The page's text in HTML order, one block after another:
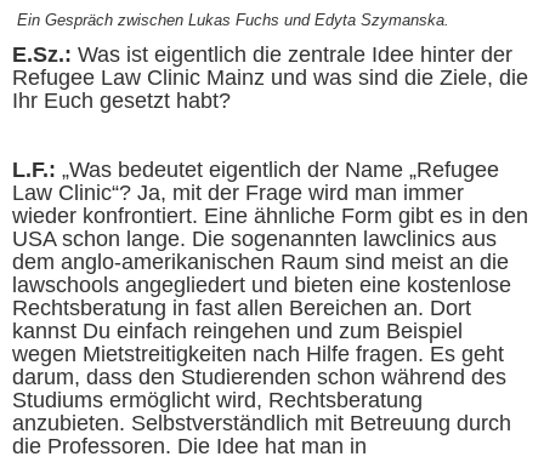
Ein Gespräch zwischen Lukas Fuchs und Edyta Szymanska.
E.Sz.: Was ist eigentlich die zentrale Idee hinter der
Refugee Law Clinic Mainz und was sind die Ziele, die
Ihr Euch gesetzt habt?
L.F.: „Was bedeutet eigentlich der Name „Refugee
Law Clinic“? Ja, mit der Frage wird man immer
wieder konfrontiert. Eine ähnliche Form gibt es in den
USA schon lange. Die sogenannten lawclinics aus
dem anglo-amerikanischen Raum sind meist an die
lawschools angegliedert und bieten eine kostenlose
Rechtsberatung in fast allen Bereichen an. Dort
kannst Du einfach reingehen und zum Beispiel
wegen Mietstreitigkeiten nach Hilfe fragen. Es geht
darum, dass den Studierenden schon während des
Studiums ermöglicht wird, Rechtsberatung
anzubieten. Selbstverständlich mit Betreuung durch
die Professoren. Die Idee hat man in